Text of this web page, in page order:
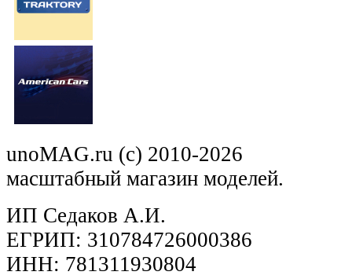
unoMAG.ru (c) 2010-2026
масштабный магазин моделей.
ИП Седаков А.И.
ЕГРИП: 310784726000386
ИНН: 781311930804